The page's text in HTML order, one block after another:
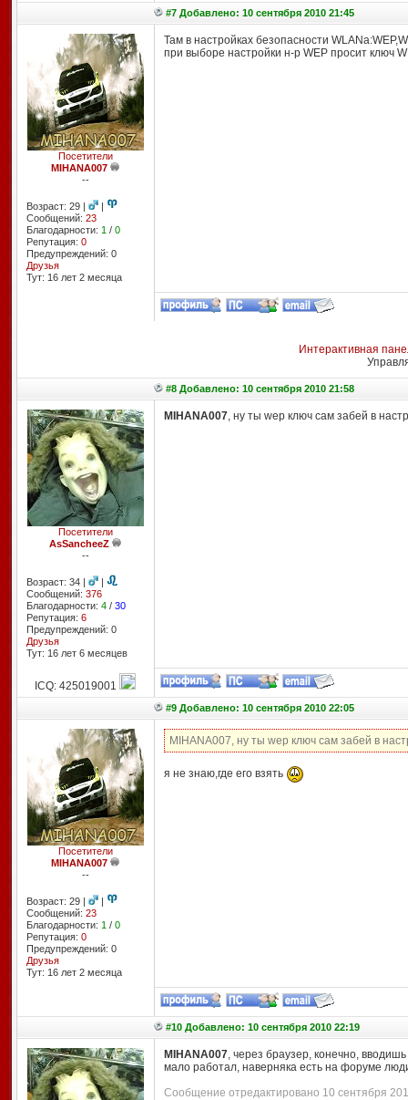
#7 Добавлено: 10 сентября 2010 21:45
Посетители
MIHANA007
--
Возраст: 29 |
|
Сообщений: 23
Благодарности: 1 / 0
Репутация: 0
Предупреждений: 0
Друзья
Тут: 16 лет 2 месяцa
Там в настройках безопасности
при выборе настройки н-р WEP просит ключ
Интерактивная
#8 Добавлено: 10 сентября 2010 21:58
Посетители
AsSancheeZ
--
Возраст: 34 |
|
Сообщений: 376
Благодарности: 4/ 30
Репутация: 6
Предупреждений: 0
Друзья
Тут: 16 лет 6 месяцев
MIHANA007, ну ты wep ключ сам забей в
ICQ: 425019001
#9 Добавлено: 10 сентября 2010 22:05
Посетители
MIHANA007
--
Возраст: 29 |
|
Сообщений: 23
Благодарности: 1 / 0
Репутация: 0
Предупреждений: 0
Друзья
Тут: 16 лет 2 месяцa
MIHANA007, ну ты wep ключ сам забей в
я не знаю,где его взять
#10 Добавлено: 10 сентября 2010 22:19
MIHANA007, через браузер, конечно,
мало работал, наверняка есть на форуме
Сообщение отредактировано 10 сентября